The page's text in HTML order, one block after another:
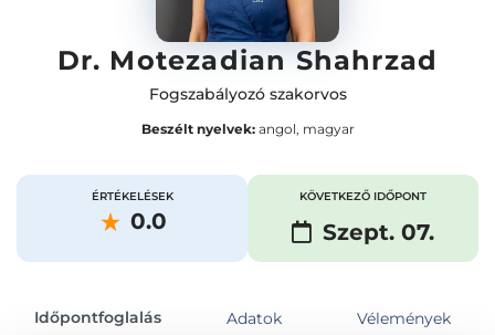
Dr. Motezadian Shahrzad
Fogszabályozó szakorvos
Beszélt nyelvek:angol, magyar
ÉRTÉKELÉSEK
0.0
KÖVETKEZŐ IDŐPONT
Szept. 07.
Időpontfoglalás Adatok Vélemények